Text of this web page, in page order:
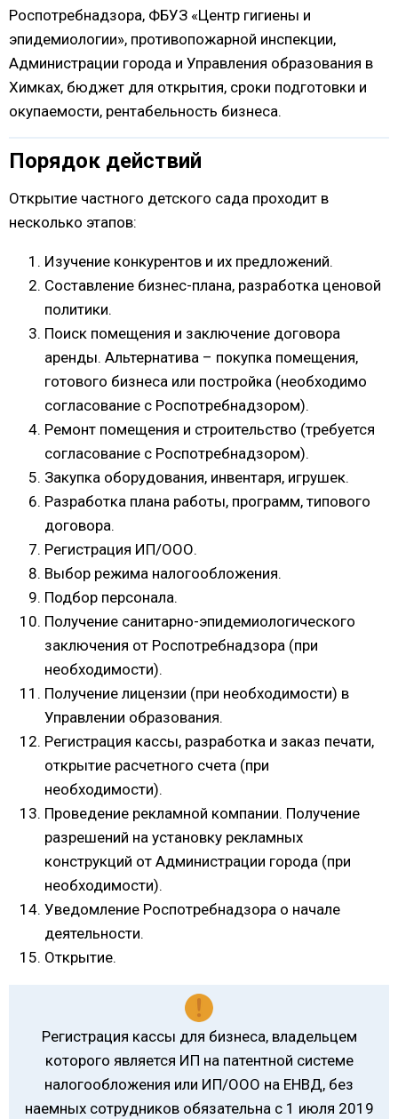
Роспотребнадзора, ФБУЗ «Центр гигиены и
эпидемиологии», противопожарной инспекции,
Администрации города и Управления образования в
Химках, бюджет для открытия, сроки подготовки и
окупаемости, рентабельность бизнеса.
Порядок действий
Открытие частного детского сада проходит в
несколько этапов:
Изучение конкурентов и их предложений.
Составление бизнес-плана, разработка ценовой
политики.
Поиск помещения и заключение договора
аренды. Альтернатива – покупка помещения,
готового бизнеса или постройка (необходимо
согласование с Роспотребнадзором).
Ремонт помещения и строительство (требуется
согласование с Роспотребнадзором).
Закупка оборудования, инвентаря, игрушек.
Разработка плана работы, программ, типового
договора.
Регистрация ИП/ООО.
Выбор режима налогообложения.
Подбор персонала.
Получение санитарно-эпидемиологического
заключения от Роспотребнадзора (при
необходимости).
Получение лицензии (при необходимости) в
Управлении образования.
Регистрация кассы, разработка и заказ печати,
открытие расчетного счета (при
необходимости).
Проведение рекламной компании. Получение
разрешений на установку рекламных
конструкций от Администрации города (при
необходимости).
Уведомление Роспотребнадзора о начале
деятельности.
Открытие.
Регистрация кассы для бизнеса, владельцем
которого является ИП на патентной системе
налогообложения или ИП/ООО на ЕНВД, без
наемных сотрудников обязательна с 1 июля 2019